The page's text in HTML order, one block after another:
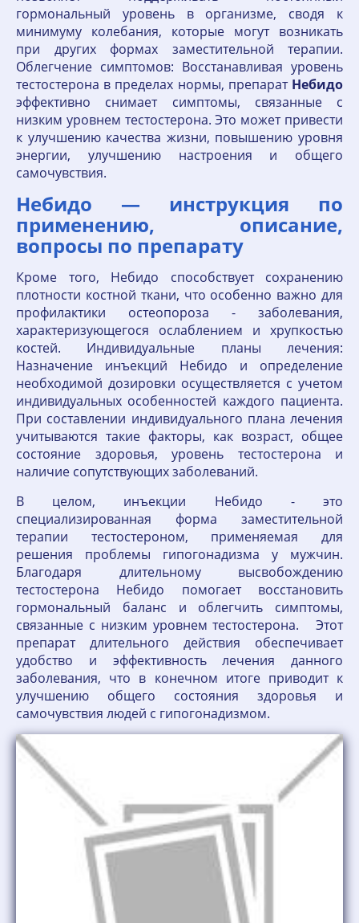
гормональный уровень в организме, сводя к
минимуму колебания, которые могут возникать
при других формах заместительной терапии.
Облегчение симптомов: Восстанавливая уровень
тестостерона в пределах нормы, препарат Небидо
эффективно снимает симптомы, связанные с
низким уровнем тестостерона. Это может привести
к улучшению качества жизни, повышению уровня
энергии, улучшению настроения и общего
самочувствия.
Небидо — инструкция по
применению, описание,
вопросы по препарату
Кроме того, Небидо способствует сохранению
плотности костной ткани, что особенно важно для
профилактики остеопороза - заболевания,
характеризующегося ослаблением и хрупкостью
костей. Индивидуальные планы лечения:
Назначение инъекций Небидо и определение
необходимой дозировки осуществляется с учетом
индивидуальных особенностей каждого пациента.
При составлении индивидуального плана лечения
учитываются такие факторы, как возраст, общее
состояние здоровья, уровень тестостерона и
наличие сопутствующих заболеваний.
В целом, инъекции Небидо - это
специализированная форма заместительной
терапии тестостероном, применяемая для
решения проблемы гипогонадизма у мужчин.
Благодаря длительному высвобождению
тестостерона Небидо помогает восстановить
гормональный баланс и облегчить симптомы,
связанные с низким уровнем тестостерона. Этот
препарат длительного действия обеспечивает
удобство и эффективность лечения данного
заболевания, что в конечном итоге приводит к
улучшению общего состояния здоровья и
самочувствия людей с гипогонадизмом.